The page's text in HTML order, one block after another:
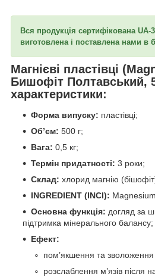
Вся продукція сертифікована UА-
виготовлена і поставлена нами в
Магнієві пластівці
Бишофіт Полтавський,
характеристики:
Форма випуску: пластівці;
Об’єм: 500 г;
Вага: 0,5 кг;
Термін придатності: 3 роки;
Склад: хлорид магнію
INGREDIENT (INCI):
Основна функція: догляд за
підтримка мінерального балансу;
Ефект:
пом’якшення та зволоження
розслаблення м’язів після